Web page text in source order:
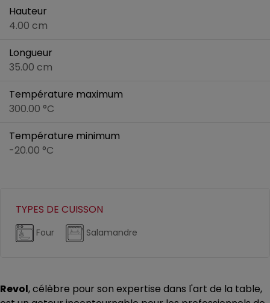
Hauteur
4.00 cm
Longueur
35.00 cm
Température maximum
300.00 °C
Température minimum
-20.00 °C
TYPES DE CUISSON
Four Salamandre
Revol, célèbre pour son expertise dans l'art de la table,